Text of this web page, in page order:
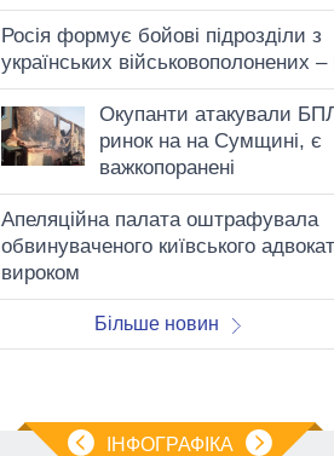
Росія формує бойові підрозділи з
українських військовополонених
Окупанти атакували
ринок на на Сумщині, є
важкопоранені
Апеляційна палата оштрафувала
обвинуваченого київського
вироком
Більше новин
ІНФОГРАФІКА